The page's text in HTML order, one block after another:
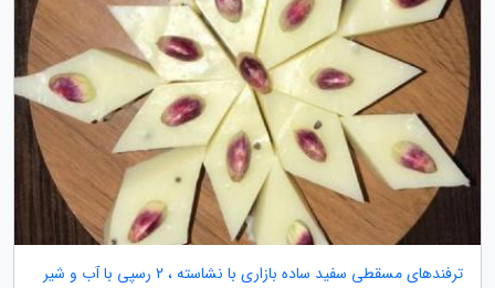
ترفندهای مسقطی سفید ساده بازاری با نشاسته ، 2 رسپی با آب و شیر